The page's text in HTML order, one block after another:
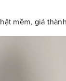
mềm, giá